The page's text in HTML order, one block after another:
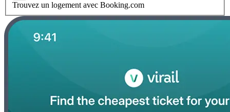
Trouvez un logement avec Booking.com